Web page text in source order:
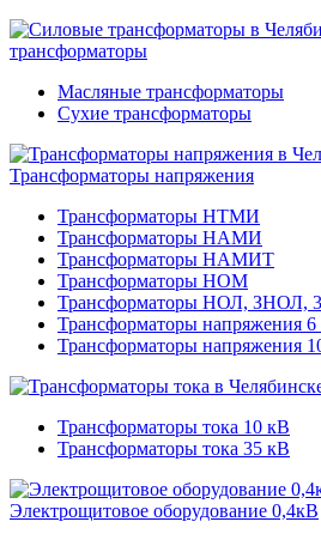
трансформаторы
Масляные трансформаторы
Сухие трансформаторы
Трансформаторы напряжения
Трансформаторы НТМИ
Трансформаторы НАМИ
Трансформаторы НАМИТ
Трансформаторы НОМ
Трансформаторы НОЛ, ЗНОЛ,
Трансформаторы напряжения
Трансформаторы напряжения
Трансформаторы тока 10 кВ
Трансформаторы тока 35 кВ
Электрощитовое оборудование 0,4кВ